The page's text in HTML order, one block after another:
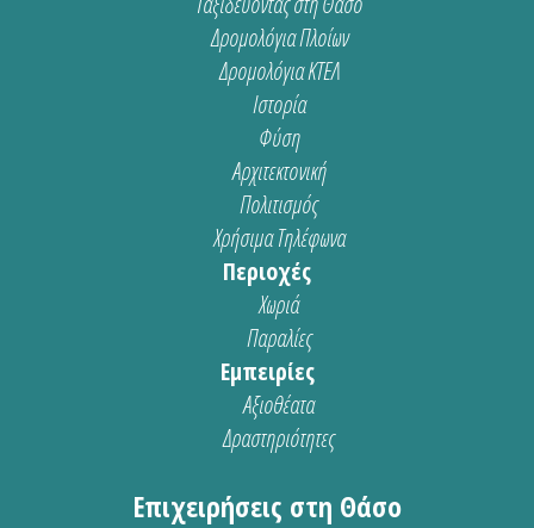
Δρομολόγια Πλοίων
Δρομολόγια ΚΤΕΛ
Ιστορία
Φύση
Αρχιτεκτονική
Πολιτισμός
Χρήσιμα Τηλέφωνα
Περιοχές
Χωριά
Παραλίες
Εμπειρίες
Αξιοθέατα
Δραστηριότητες
Επιχειρήσεις στη Θάσο